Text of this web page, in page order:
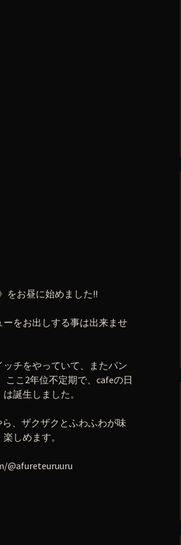
をお昼に始めました!!
ーをお出しする事は出来ませ
チをやっていて、またパン
こ2年位不定期で、cafeの日
誕生しました。
、ザクザクとふわふわが味
しめます。
@afureteuruuru